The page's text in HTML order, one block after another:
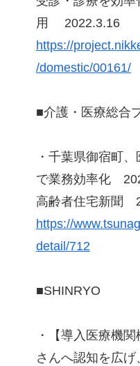
用 2022.3.16
https://
/domestic/00161/
■介護・医療総合
・千葉県御宿町
で業務効率化
高齢者住宅新聞
https://
detail/712
■SHINRYO
・【導入医療機
さんへ認知を広